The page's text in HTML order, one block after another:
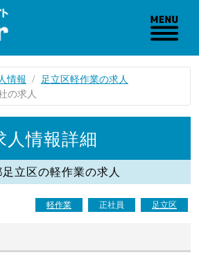
情報
足立区軽作業の求人
の求人
人情報詳細
立区の軽作業の求人
軽作業 正社員 足立区